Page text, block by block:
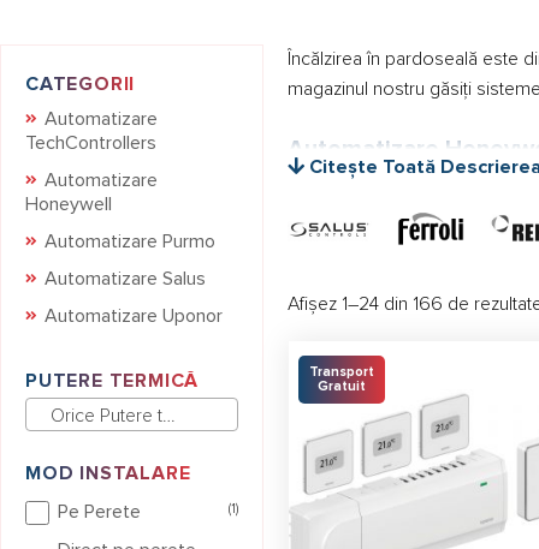
CATEGORII
Automatizare
TechControllers
Automatizare
Honeywell
Automatizare Purmo
Automatizare Salus
Automatizare Uponor
PUTERE TERMICĂ
MOD INSTALARE
Pe Perete
(1)
Încălzirea în pardoseală este
magazinul nostru găsiți
Automatizare
Honeywell, de exemplu un
în pardoseală. Producătorul
Actuator 230 V normal
Termostat încălzire
Sistemele de automatizare
specialist.
Automatizare PURMO
Citește Toată
Afișez 1–24 din 166 de
Transport
Gratuit